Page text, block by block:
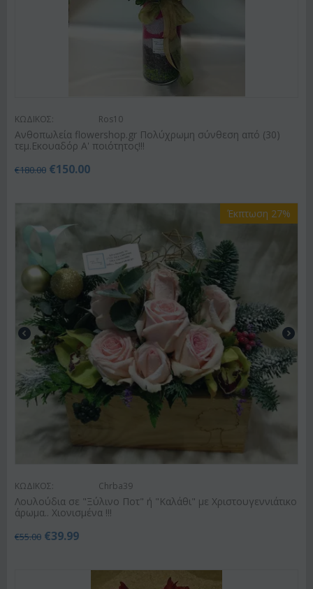
ΚΩΔΙΚΟΣ: Ros10
Ανθοπωλεία flowershop.gr Πολύχρωμη σύνθεση από (30)
τεμ.Εκουαδόρ Α' ποιότητος!!!
€180.00 €150.00
Έκπτωση 27%
ΚΩΔΙΚΟΣ: Chrba39
Λουλούδια σε "Ξύλινο Ποτ" ή "Καλάθι" με Χριστουγεννιάτικο
άρωμα.. Χιονισμένα !!!
€55.00 €39.99